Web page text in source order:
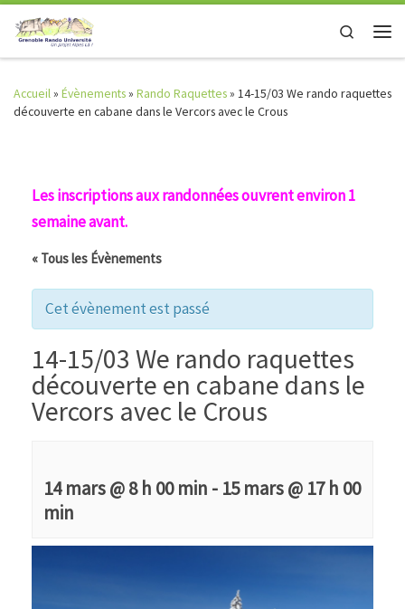
Skip to content
Search
Accueil» Évènements» Rando Raquettes» 14-15/03 We rando raquettes
découverte en cabane dans le Vercors avec le Crous
Les inscriptions aux randonnées ouvrent environ 1
semaine avant.
« Tous les Évènements
Cet évènement est passé
14-15/03 We rando raquettes
découverte en cabane dans le
Vercors avec le Crous
14 mars @ 8 h 00 min - 15 mars @ 17 h 00
min